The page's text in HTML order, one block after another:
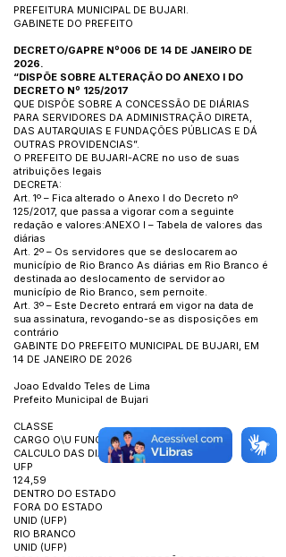
PREFEITURA MUNICIPAL DE BUJARI.
GABINETE DO PREFEITO
DECRETO/GAPRE Nº006 DE 14 DE JANEIRO DE
2026.
“DISPÕE SOBRE ALTERAÇÃO DO ANEXO I DO
DECRETO Nº 125/2017
QUE DISPÕE SOBRE A CONCESSÃO DE DIÁRIAS
PARA SERVIDORES DA ADMINISTRAÇÃO DIRETA,
DAS AUTARQUIAS E FUNDAÇÕES PÚBLICAS E DÁ
OUTRAS PROVIDENCIAS”.
O PREFEITO DE BUJARI-ACRE no uso de suas
atribuições legais
DECRETA:
Art. 1º – Fica alterado o Anexo I do Decreto nº
125/2017, que passa a vigorar com a seguinte
redação e valores:ANEXO I – Tabela de valores das
diárias
Art. 2º – Os servidores que se deslocarem ao
município de Rio Branco As diárias em Rio Branco é
destinada ao deslocamento de servidor ao
município de Rio Branco, sem pernoite.
Art. 3º – Este Decreto entrará em vigor na data de
sua assinatura, revogando-se as disposições em
contrário
GABINTE DO PREFEITO MUNICIPAL DE BUJARI, EM
14 DE JANEIRO DE 2026
Joao Edvaldo Teles de Lima
Prefeito Municipal de Bujari
CLASSE
CARGO O\U FUNÇÃO
CALCULO DAS DIÁRIAS EM UFP(2026)
UFP
124,59
DENTRO DO ESTADO
FORA DO ESTADO
UNID (UFP)
RIO BRANCO
UNID (UFP)